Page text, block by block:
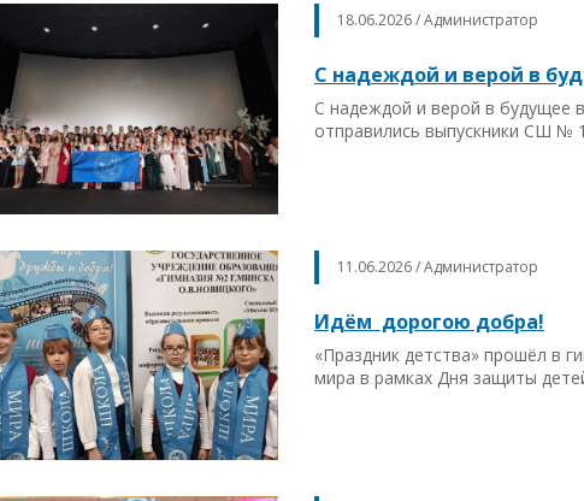
18.06.2026 / Администратор
С надеждой и верой в
С надеждой и верой в будущее
отправились выпускники СШ №
11.06.2026 / Администратор
Идём дорогою добра!
«Праздник детства» прошёл в
мира в рамках Дня защиты